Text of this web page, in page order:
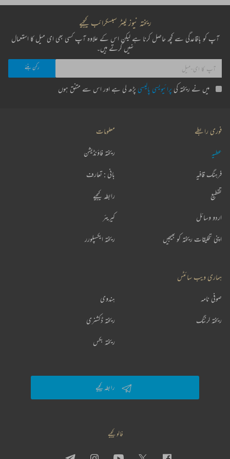
ریختہ نیوز لیٹر سبسکرائب کیجیے
آپ کو باقاعدگی سے کچھ حاصل کرنا ہے لیکن اس کے علاوہ آپ کسی بھی ای میل کا استعمال
نہیں کرتے ہیں۔
میں نے ریختہ کی پرائیویسی پالیسی پڑھ لی ہے اور اس سے متفق ہوں
فوری رابطے
عطیہ
فرہنگ قافیہ
تقطیع
اردو وسائل
اپنی تخلیقات ریختہ کو بھیجیں
معلومات
ریختہ فاؤنڈیشن
بانی : تعارف
رابطہ کیجیے
کیریئر
ریختہ ایکسپلورر
ہماری ویب سائٹس
ہندوی صوفی نامہ
ریختہ ڈکشنری ریختہ لرننگ
ریختہ بکس
رابطہ کیجیے
فالو کیجیے